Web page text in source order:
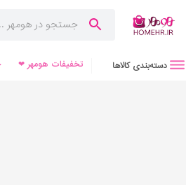
دسته‌بندی کالاها تخفیفات هومهر ❤